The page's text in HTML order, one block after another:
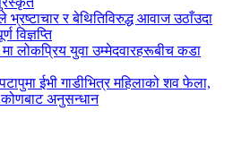
भ्रष्टाचार र बेथितिविरुद्ध आवाज उठाँउदा
विज्ञप्ति
लोकप्रिय युवा उम्मेदवारहरूबीच कडा
ईभी गाडीभित्र महिलाको शव फेला,
अनुसन्धान